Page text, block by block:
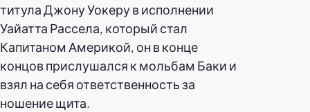
титула Джону Уокеру в исполнении
Уайатта Рассела, который стал
Капитаном Америкой, он в конце
концов прислушался к мольбам Баки и
взял на себя ответственность за
ношение щита.